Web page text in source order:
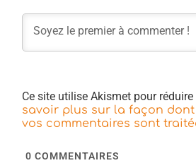
Ce site utilise Akismet pour
savoir plus sur la façon
vos commentaires sont
0 COMMENTAIRES